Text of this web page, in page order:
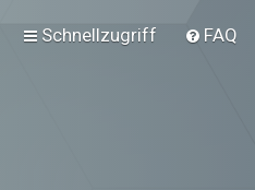
Schnellzugriff FAQ